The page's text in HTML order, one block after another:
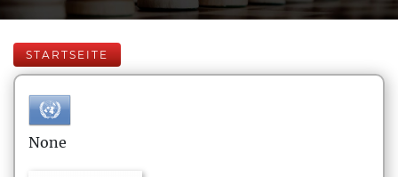
STARTSEITE
None